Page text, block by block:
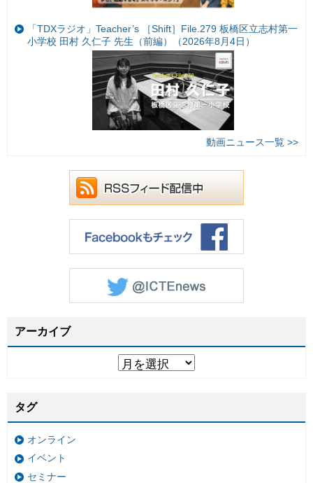
「TDXラジオ」Teacher’s ［Shift］File.279 板橋区立志村第一
小学校 田村 久仁子 先生（前編）（2026年8月4日）
動画ニュース一覧 >>
アーカイブ
タグ
オンライン
イベント
セミナー